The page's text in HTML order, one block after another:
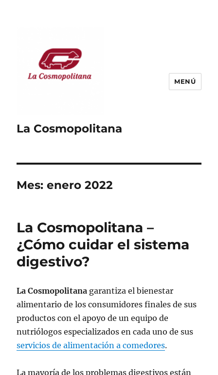
La Cosmopolitana
MENÚ
Mes:enero 2022
La Cosmopolitana –
¿Cómo cuidar el sistema
digestivo?
La Cosmopolitana garantiza el bienestar
alimentario de los consumidores finales de sus
productos con el apoyo de un equipo de
nutriólogos especializados en cada uno de sus
servicios de alimentación a comedores.
La mayoría de los problemas digestivos están